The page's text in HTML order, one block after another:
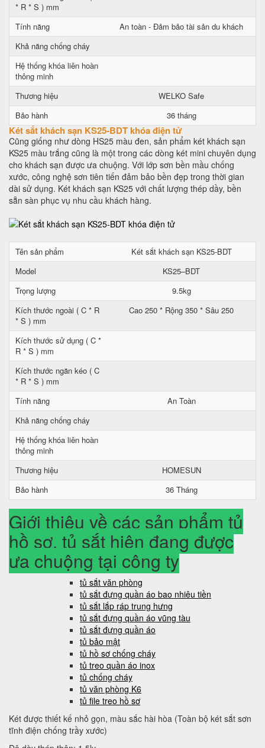
* R * S ) mm
Tính năng
An toàn - Đảm bảo tài sản du khách
Khả năng chống cháy
Hệ thống khóa liên hoàn
thông minh
Thương hiệu
WELKO Safe
Bảo hành
36 tháng
Két sắt khách sạn KS25-BDT khóa điện tử
Cũng giống như dòng HS25 màu đen, sản phẩm két khách sạn
KS25 màu trắng cũng là một trong các dòng két mini chuyên dụng
cho khách sạn được ưa chuộng. Với lớp sơn bền mầu chống
xước, công nghệ sơn tiên tiến đảm bảo bền đẹp trong thời gian
dài sử dụng. Két khách sạn KS25 với chất lượng thép dầy, bền
sẵn sàn phục vụ nhu cầu khách hàng.
Tên sản phẩm
Két sắt khách sạn KS25-BDT
Model
KS25–BDT
Trọng lượng
9.5kg
Kích thước ngoài ( C * R
* S ) mm
Cao 250 * Rộng 350 * Sâu 250
Kích thước sử dụng ( C *
R * S ) mm
Kích thước ngăn kéo ( C
* R * S ) mm
Tính năng
An Toàn
Khả năng chống cháy
Hệ thống khóa liên hoàn
thông minh
Thương hiệu
HOMESUN
Bảo hành
36 Tháng
Giới thiệu về các sản phẩm tủ
hồ sơ, tủ sắt hiện đang được
ưa chuộng tại công ty
tủ sắt văn phòng
tủ sắt đựng quần áo bao nhiêu tiền
tủ sắt lắp ráp trung hưng
tủ sắt đựng quần áo vũng tàu
tủ sắt đựng quần áo
tủ bảo mật
tủ hồ sơ chống cháy
tủ treo quần áo inox
tủ chống cháy
tủ văn phòng K6
tủ file treo hồ sơ
Két được thiết kế nhỏ gọn, màu sắc hài hòa (Toàn bộ két sắt sơn
tĩnh điện chống trầy xước)